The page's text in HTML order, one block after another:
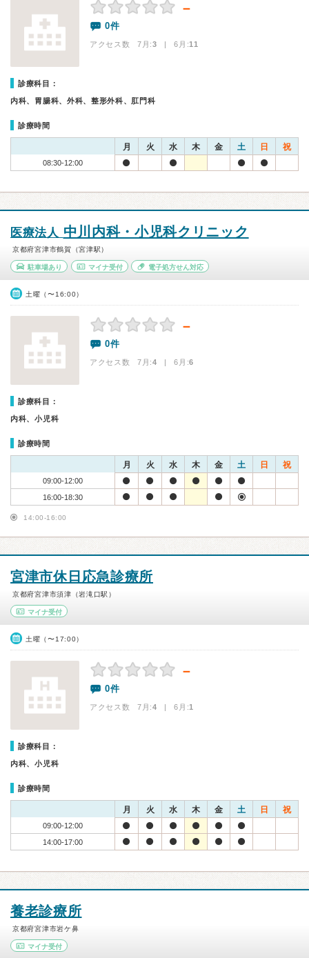
－
0件
アクセス数 7月:3 | 6月:11
診療科目：
内科、胃腸科、外科、整形外科、肛門科
診療時間
月 火 水 木 金 土 日 祝
08:30-12:00
医療法人 中川内科・小児科クリニック
京都府宮津市鶴賀（宮津駅）
駐車場あり マイナ受付 電子処方せん対応
土曜（〜16:00）
－
0件
アクセス数 7月:4 | 6月:6
診療科目：
内科、小児科
診療時間
月 火 水 木 金 土 日 祝
09:00-12:00
16:00-18:30
14:00-16:00
宮津市休日応急診療所
京都府宮津市須津（岩滝口駅）
マイナ受付
土曜（〜17:00）
－
0件
アクセス数 7月:4 | 6月:1
診療科目：
内科、小児科
診療時間
月 火 水 木 金 土 日 祝
09:00-12:00
14:00-17:00
養老診療所
京都府宮津市岩ケ鼻
マイナ受付